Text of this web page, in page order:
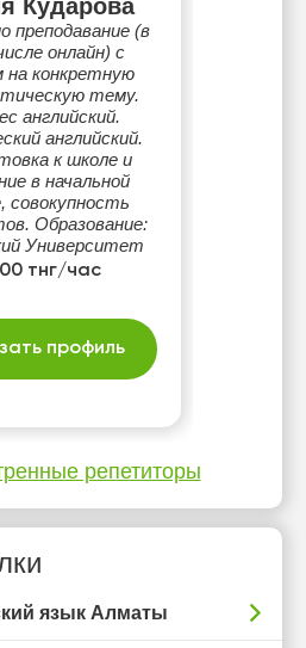
Кударова
преподавание (в
онлайн) с
на конкретную
тему.
английский.
английский.
к школе и
в начальной
совокупность
Университет
тнг/час
профиль
репетиторы
язык Алматы